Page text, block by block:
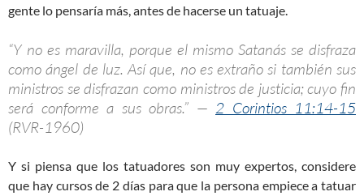
gente lo pensaría más, antes de hacerse un tatuaje.
“Y no es maravilla, porque el mismo Satanás se disfraza
como ángel de luz. Así que, no es extraño si también sus
ministros se disfrazan como ministros de justicia; cuyo fin
será conforme a sus obras.” — 2 Corintios 11:14-15
(RVR-1960)
Y si piensa que los tatuadores son muy expertos, considere
que hay cursos de 2 días para que la persona empiece a tatuar